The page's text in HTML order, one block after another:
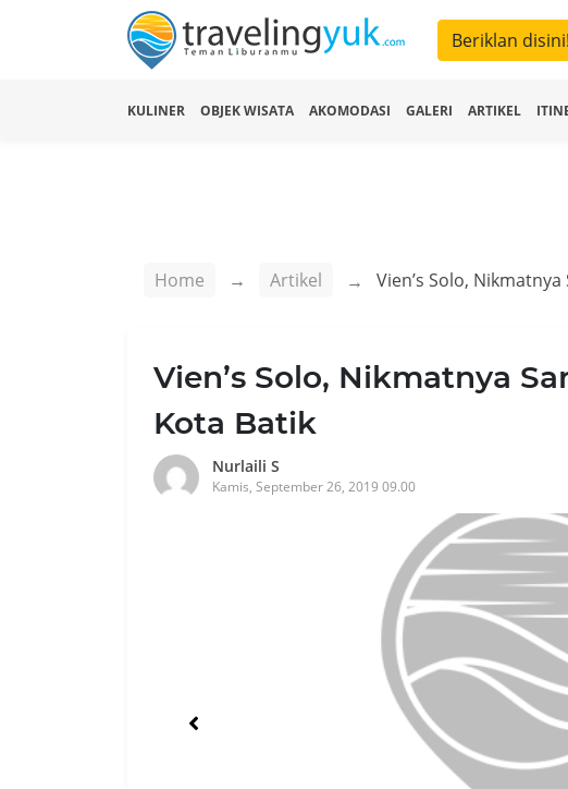
Beriklan disini!
KULINER OBJEK WISATA AKOMODASI GALERI ARTIKEL
Home Artikel Vien’s Solo,
Vien’s Solo, Nikmatnya
Kota Batik
Nurlaili S
Kamis, September 26, 2019 09.00